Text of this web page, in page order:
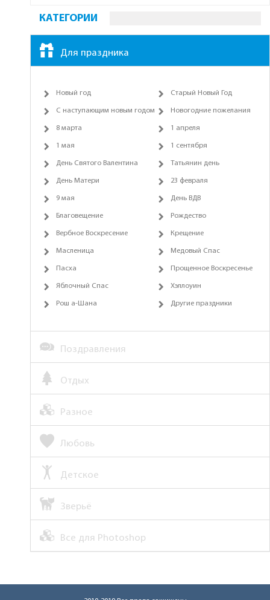
КАТЕГОРИИ
Для праздника
Новый год Старый Новый Год
С наступающим новым годом Новогодние пожелания
8 марта 1 апреля
1 мая 1 сентября
День Святого Валентина Татьянин день
День Матери 23 февраля
9 мая День ВДВ
Благовещение Рождество
Вербное Воскресение Крещение
Масленица Медовый Спас
Пасха Прощенное Воскресенье
Яблочный Спас Хэллоуин
Рош а-Шана Другие праздники
Поздравления
Отдых
Разное
Любовь
Детское
Зверьё
Все для Photoshop